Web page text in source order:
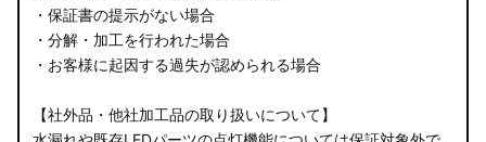
・保証書の提示がない場合
・分解・加工を行われた場合
・お客様に起因する過失が認められる場合
【社外品・他社加工品の取り扱いについて】